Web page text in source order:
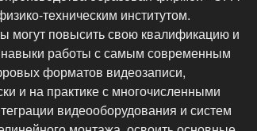
техническим институтом.
могут повысить свою квалификацию и
навыки работы с самым современным
форматов видеозаписи,
и на практике с многочисленными
видеооборудования и систем